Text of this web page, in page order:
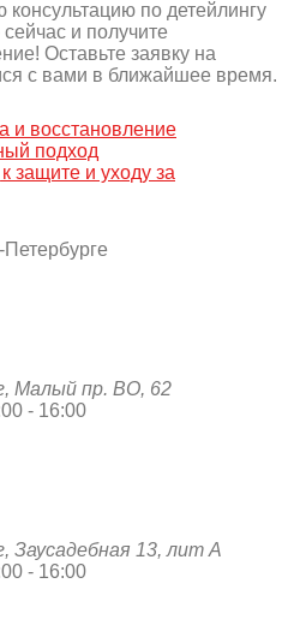
по детейлингу
и получите
Оставьте заявку на
с вами в ближайшее время.
и восстановление
подход
защите и уходу за
, Малый пр. ВО, 62
- 16:00
, Заусадебная 13, лит А
- 16:00